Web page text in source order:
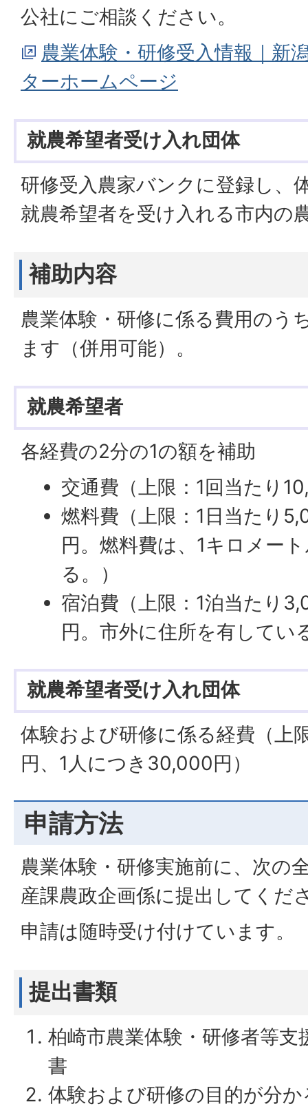
公社にご相談ください。
農業体験・研修受入情報｜新
ターホームページ
就農希望者受け入れ団体
研修受入農家バンクに登録し、
就農希望者を受け入れる市内の
補助内容
農業体験・研修に係る費用のう
ます（併用可能）。
就農希望者
各経費の2分の1の額を補助
交通費（上限：1回当たり
燃料費（上限：1日当たり
円。燃料費は、1キロメー
る。）
宿泊費（上限：1泊当たり
円。市外に住所を有してい
就農希望者受け入れ団体
体験および研修に係る経費（上
円、1人につき30,000円）
申請方法
農業体験・研修実施前に、次の
産課農政企画係に提出してくだ
申請は随時受け付けています。
提出書類
柏崎市農業体験・研修者等支
書
体験および研修の目的が分